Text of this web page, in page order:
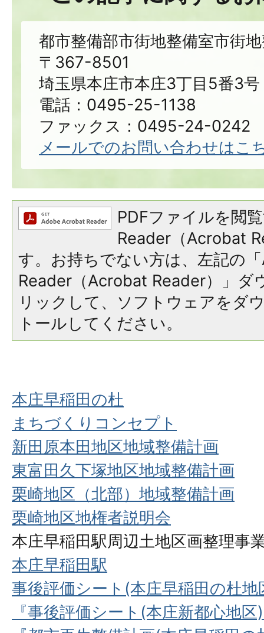
都市整備部市街地整備室市街
〒367-8501
埼玉県本庄市本庄3丁目5番3号
電話：0495-25-1138
ファックス：0495-24-0242
メールでのお問い合わせはこ
PDFファイルを閲
Reader（Acrobat
す。お持ちでない方は、左記の
Reader（Acrobat Reader）」ダ
リックして、ソフトウェアをダ
トールしてください。
本庄早稲田の杜
まちづくりコンセプト
新田原本田地区地域整備計画
東富田久下塚地区地域整備計画
栗崎地区（北部）地域整備計画
栗崎地区地権者説明会
本庄早稲田駅周辺土地区画整理事
本庄早稲田駅
事後評価シート(本庄早稲田の杜
『事後評価シート(本庄新都心地